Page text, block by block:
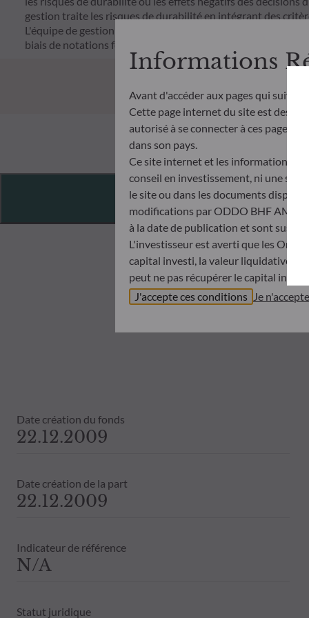
gestion traite les risques de durabilité en intégrant des
L'équipe de gestion suit un objectif d'investissement
biais de notations fournies par le fournisseur externe de
Features
Date création du fonds
22.12.2009
Date création de la part
22.12.2009
Indicateur de référence
N/A
Statut juridique
Informations
Avant d'accéder aux pages qui
Cette page internet du site est
autorisé à se connecter à ces pages
dans son pays.
Ce site internet et les informations
conseil en investissement, ni une
le site ou dans les documents
modifications par ODDO BHF AM à
à la date de publication et sont
L'investisseur est averti que les
capital investi, la valeur liquidative
peut ne pas récupérer le capital
Avant de souscrire dans un OPC,
objectifs d’investissement, de son
ODDO BHF AM ne saurait
Le traitement fiscal lié à
J'accepte ces conditions Je